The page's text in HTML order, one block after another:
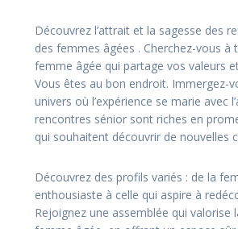
Découvrez l’attrait et la sagesse des
des femmes âgées . Cherchez-vous à
femme âgée qui partage vos valeurs
Vous êtes au bon endroit. Immergez-
univers où l’expérience se marie avec
rencontres sénior sont riches en
qui souhaitent découvrir de nouvelles
Découvrez des profils variés : de la
enthousiaste à celle qui aspire à
Rejoignez une assemblée qui valorise